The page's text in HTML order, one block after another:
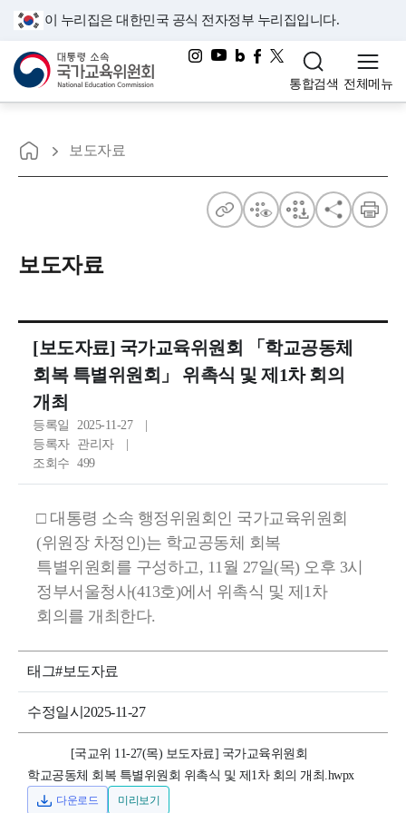
이 누리집은 대한민국 공식 전자정부 누리집입니다.
대통령소속 국가교육위원회
통합검색 전체메뉴
최
지
사
항
을
통
위
원
회
다
양
한
식
으로
보도자료
주
점
기
점
운
공
인
보도자료
[보도자료] 국가교육위원회 「학교공동체
회복 특별위원회」 위촉식 및 제1차 회의
개최
등록일
2025-11-27
등록자
관리자
조회수 499
□ 대통령 소속 행정위원회인 국가교육위원회
(위원장 차정인)는 학교공동체 회복
특별위원회를 구성하고, 11월 27일(목) 오후 3시
정부서울청사(413호)에서 위촉식 및 제1차
회의를 개최한다.
태그#보도자료
수정일시 2025-11-27
[국교위 11-27(목) 보도자료] 국가교육위원회
학교공동체 회복 특별위원회 위촉식 및 제1차 회의 개최.hwpx
다운로드 미리보기